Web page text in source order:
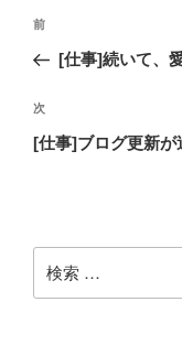
投
ビ
ゲ
ン
過
去
投
稿
前
[仕事]続いて、
次
の
次
[仕事]ブログ更新が
索: